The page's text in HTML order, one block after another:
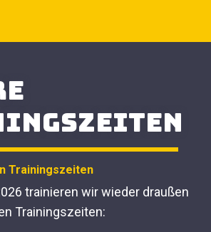
Trainingszeiten
trainieren wir wieder draußen
Trainingszeiten: